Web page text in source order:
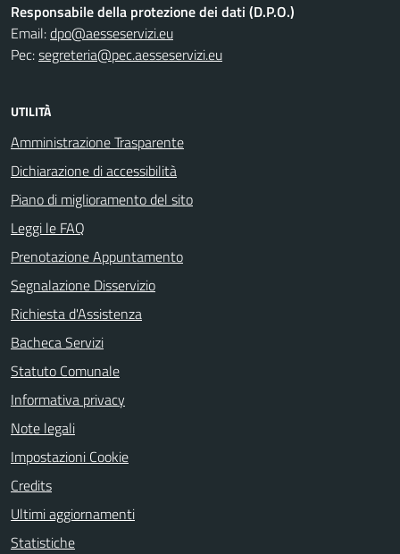
Responsabile della protezione dei dati (D.P.O.)
Email:dpo@aesseservizi.eu
Pec:segreteria@pec.aesseservizi.eu
UTILITÀ
Amministrazione Trasparente
Dichiarazione di accessibilità
Piano di miglioramento del sito
Leggi le FAQ
Prenotazione Appuntamento
Segnalazione Disservizio
Richiesta d'Assistenza
Bacheca Servizi
Statuto Comunale
Informativa privacy
Note legali
Impostazioni Cookie
Credits
Ultimi aggiornamenti
Statistiche